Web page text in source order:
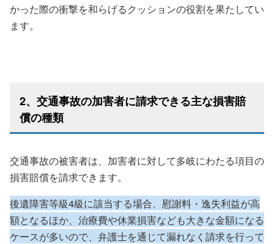
かった際の衝撃を和らげるクッションの役割を果たしてい
ます。
2、交通事故の加害者に請求できる主な損害賠
償の種類
交通事故の被害者は、加害者に対して多岐にわたる項目の
損害賠償を請求できます。
後遺障害等級4級に該当する場合、慰謝料・逸失利益が高
額となるほか、治療費や休業損害なども大きな金額になる
ケースが多いので、弁護士を通じて漏れなく請求を行って